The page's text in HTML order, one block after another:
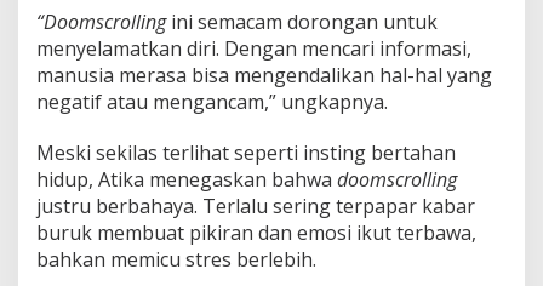
e
j
a
l
a
o
o
m
s
c
r
“Doomscrollingini semacam dorongan untuk
menyelamatkan diri. Dengan mencari informasi,
manusia merasa bisa mengendalikan hal-hal yang
negatif atau mengancam,” ungkapnya.
Meski sekilas terlihat seperti insting bertahan
hidup, Atika menegaskan bahwa doomscrolling
justru berbahaya. Terlalu sering terpapar kabar
buruk membuat pikiran dan emosi ikut terbawa,
bahkan memicu stres berlebih.